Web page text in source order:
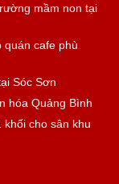
mầm non tại
quán cafe phù
Sóc Sơn
hóa Quảng Bình
cho sân khu